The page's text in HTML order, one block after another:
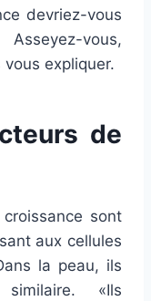
devriez-vous
vous,
expliquer.
de
sont
aux cellules
la peau, ils
«Ils